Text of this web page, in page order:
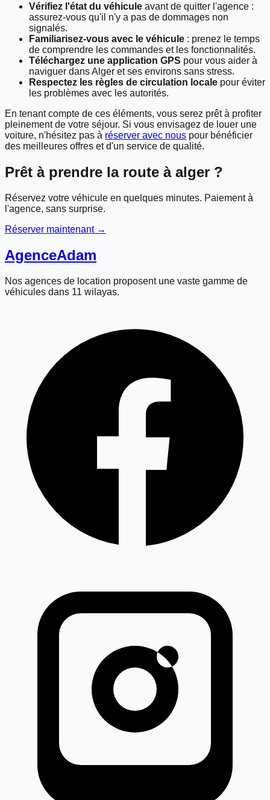
Vérifiez l'état du véhicule avant de quitter l'agence :
assurez-vous qu'il n'y a pas de dommages non
signalés.
Familiarisez-vous avec le véhicule : prenez le temps
de comprendre les commandes et les fonctionnalités.
Téléchargez une application GPS pour vous aider à
naviguer dans Alger et ses environs sans stress.
Respectez les règles de circulation locale pour éviter
les problèmes avec les autorités.
En tenant compte de ces éléments, vous serez prêt à profiter
pleinement de votre séjour. Si vous envisagez de louer une
voiture, n'hésitez pas à réserver avec nous pour bénéficier
des meilleures offres et d'un service de qualité.
Prêt à prendre la route à alger ?
Réservez votre véhicule en quelques minutes. Paiement à
l'agence, sans surprise.
Réserver maintenant →
AgenceAdam
Nos agences de location proposent une vaste gamme de
véhicules dans 11 wilayas.